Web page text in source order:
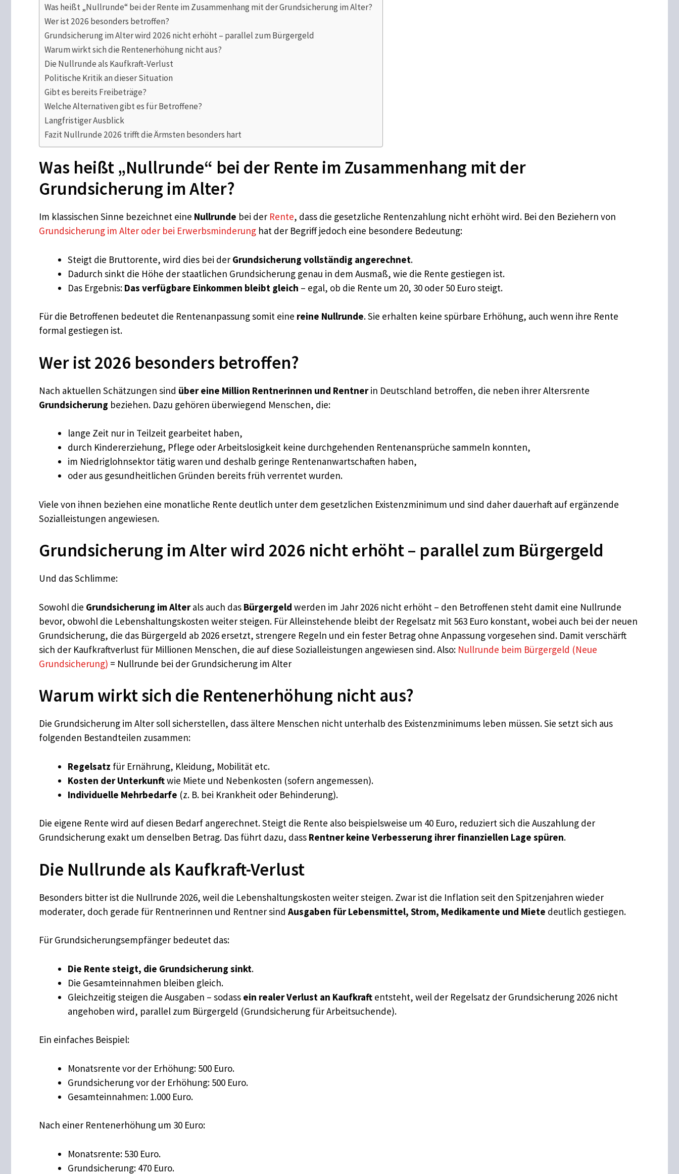
Was heißt „Nullrunde“ bei der Rente im Zusammenhang mit der Grundsicherung im Alter?
Wer ist 2026 besonders betroffen?
Grundsicherung im Alter wird 2026 nicht erhöht – parallel zum Bürgergeld
Warum wirkt sich die Rentenerhöhung nicht aus?
Die Nullrunde als Kaufkraft-Verlust
Politische Kritik an dieser Situation
Gibt es bereits Freibeträge?
Welche Alternativen gibt es für Betroffene?
Langfristiger Ausblick
Fazit Nullrunde 2026 trifft die Ärmsten besonders hart
Was heißt „Nullrunde“ bei der Rente im Zusammenhang mit der
Grundsicherung im Alter?
Im klassischen Sinne bezeichnet eine Nullrunde bei der Rente, dass die gesetzliche Rentenzahlung nicht erhöht wird. Bei den Beziehern von
Grundsicherung im Alter oder bei Erwerbsminderung hat der Begriff jedoch eine besondere Bedeutung:
Steigt die Bruttorente, wird dies bei der Grundsicherung vollständig angerechnet.
Dadurch sinkt die Höhe der staatlichen Grundsicherung genau in dem Ausmaß, wie die Rente gestiegen ist.
Das Ergebnis: Das verfügbare Einkommen bleibt gleich – egal, ob die Rente um 20, 30 oder 50 Euro steigt.
Für die Betroffenen bedeutet die Rentenanpassung somit eine reine Nullrunde. Sie erhalten keine spürbare Erhöhung, auch wenn ihre Rente
formal gestiegen ist.
Wer ist 2026 besonders betroffen?
Nach aktuellen Schätzungen sind über eine Million Rentnerinnen und Rentnerin Deutschland betroffen, die neben ihrer Altersrente
Grundsicherung beziehen. Dazu gehören überwiegend Menschen, die:
lange Zeit nur in Teilzeit gearbeitet haben,
durch Kindererziehung, Pflege oder Arbeitslosigkeit keine durchgehenden Rentenansprüche sammeln konnten,
im Niedriglohnsektor tätig waren und deshalb geringe Rentenanwartschaften haben,
oder aus gesundheitlichen Gründen bereits früh verrentet wurden.
Viele von ihnen beziehen eine monatliche Rente deutlich unter dem gesetzlichen Existenzminimum und sind daher dauerhaft auf ergänzende
Sozialleistungen angewiesen.
Grundsicherung im Alter wird 2026 nicht erhöht – parallel zum Bürgergeld
Und das Schlimme:
Sowohl die Grundsicherung im Alterals auch das Bürgergeld werden im Jahr 2026 nicht erhöht – den Betroffenen steht damit eine Nullrunde
bevor, obwohl die Lebenshaltungskosten weiter steigen. Für Alleinstehende bleibt der Regelsatz mit 563 Euro konstant, wobei auch bei der neuen
Grundsicherung, die das Bürgergeld ab 2026 ersetzt, strengere Regeln und ein fester Betrag ohne Anpassung vorgesehen sind. Damit verschärft
sich der Kaufkraftverlust für Millionen Menschen, die auf diese Sozialleistungen angewiesen sind. Also: Nullrunde beim Bürgergeld (Neue
Grundsicherung) = Nullrunde bei der Grundsicherung im Alter
Warum wirkt sich die Rentenerhöhung nicht aus?
Die Grundsicherung im Alter soll sicherstellen, dass ältere Menschen nicht unterhalb des Existenzminimums leben müssen. Sie setzt sich aus
folgenden Bestandteilen zusammen:
Regelsatz für Ernährung, Kleidung, Mobilität etc.
Kosten der Unterkunftwie Miete und Nebenkosten (sofern angemessen).
Individuelle Mehrbedarfe (z. B. bei Krankheit oder Behinderung).
Die eigene Rente wird auf diesen Bedarf angerechnet. Steigt die Rente also beispielsweise um 40 Euro, reduziert sich die Auszahlung der
Grundsicherung exakt um denselben Betrag. Das führt dazu, dass Rentner keine Verbesserung ihrer finanziellen Lage spüren.
Die Nullrunde als Kaufkraft-Verlust
Besonders bitter ist die Nullrunde 2026, weil die Lebenshaltungskosten weiter steigen. Zwar ist die Inflation seit den Spitzenjahren wieder
moderater, doch gerade für Rentnerinnen und Rentner sind Ausgaben für Lebensmittel, Strom, Medikamente und Miete deutlich gestiegen.
Für Grundsicherungsempfänger bedeutet das:
Die Rente steigt, die Grundsicherung sinkt.
Die Gesamteinnahmen bleiben gleich.
Gleichzeitig steigen die Ausgaben – sodass ein realer Verlust an Kaufkraft entsteht, weil der Regelsatz der Grundsicherung 2026 nicht
angehoben wird, parallel zum Bürgergeld (Grundsicherung für Arbeitsuchende).
Ein einfaches Beispiel:
Monatsrente vor der Erhöhung: 500 Euro.
Grundsicherung vor der Erhöhung: 500 Euro.
Gesamteinnahmen: 1.000 Euro.
Nach einer Rentenerhöhung um 30 Euro:
Monatsrente: 530 Euro.
Grundsicherung: 470 Euro.